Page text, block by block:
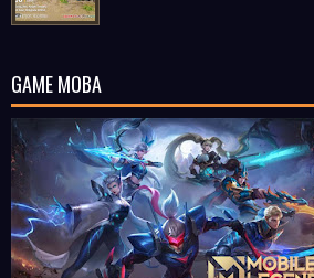
GAME MOBA